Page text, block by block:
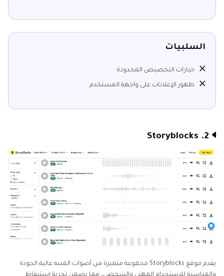
السلبيات
خيارات التخصيص المحدودة
ظهور الإعلانات على واجهة المستخدم
2. Storyblocks
يقدم موقع Storyblocks مجموعة متميزة من أصوات المنبه عالية الجودة